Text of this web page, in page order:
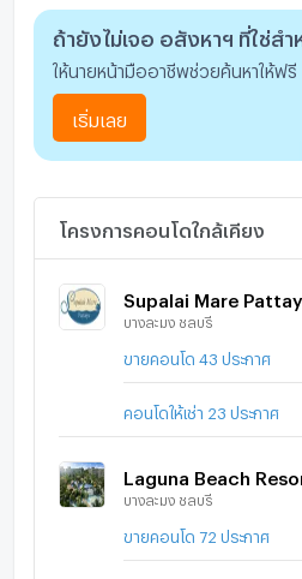
ถ้ายังไม่เจอ อสังหาฯ ที่ใช่ส
ให้นายหน้ามืออาชีพช่วยค้นหาให้ฟรี
เริ่มเลย
โครงการคอนโดใกล้เคียง
Supalai Mare
บางละมุง ชลบุรี
ขายคอนโด 43 ประกาศ
คอนโดให้เช่า 23 ประกาศ
Laguna Beach
บางละมุง ชลบุรี
ขายคอนโด 72 ประกาศ